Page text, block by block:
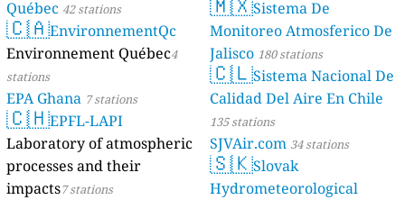
Québec 42 stations
🇨🇦EnvironnementQc
Environnement Québec4
stations
EPA Ghana 7 stations
🇨🇭EPFL-LAPI
Laboratory of atmospheric
processes and their
impacts7 stations
Sistema De
Monitoreo Atmosferico De
Jalisco 180 stations
🇨🇱Sistema Nacional De
Calidad Del Aire En Chile
135 stations
SJVAir.com 34 stations
🇸🇰Slovak
Hydrometeorological